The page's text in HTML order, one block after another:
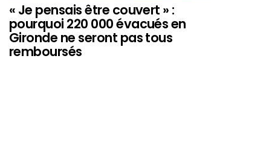
« Je pensais être couvert » :
pourquoi 220 000 évacués en
Gironde ne seront pas tous
remboursés